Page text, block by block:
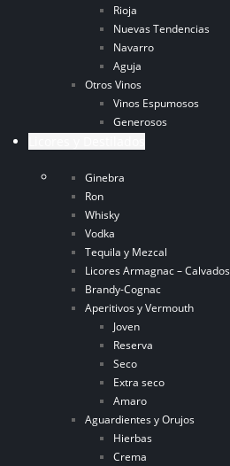
Rioja
Nuevas Tendencias
Navarro
Aguja
Otros Vinos
Vinos Espumosos
Generosos
Ginebra
Ron
Whisky
Vodka
Tequila y Mezcal
Licores Armagnac – Calvados
Brandy-Cognac
Aperitivos y Vermouth
Joven
Reserva
Seco
Extra seco
Amaro
Aguardientes y Orujos
Hierbas
Crema